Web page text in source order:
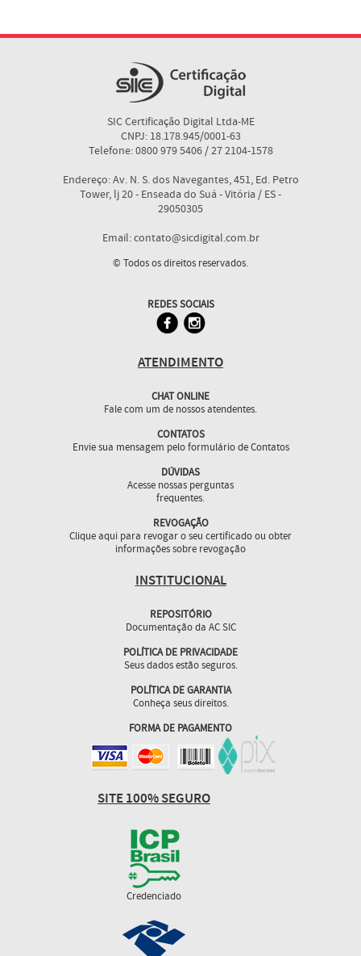
SIC Certificação Digital Ltda-ME
CNPJ: 18.178.945/0001-63
Telefone: 0800 979 5406 / 27 2104-1578
Endereço: Av. N. S. dos Navegantes, 451, Ed. Petro
Tower, lj 20 - Enseada do Suá - Vitória / ES -
29050305
Email: contato@sicdigital.com.br
© Todos os direitos reservados.
REDES SOCIAIS
ATENDIMENTO
CHAT ONLINE
Fale com um de nossos atendentes.
CONTATOS
Envie sua mensagem pelo formulário de Contatos
DÚVIDAS
Acesse nossas perguntas
frequentes.
REVOGAÇÃO
Clique aqui para revogar o seu certificado ou obter
informações sobre revogação
INSTITUCIONAL
REPOSITÓRIO
Documentação da AC SIC
POLÍTICA DE PRIVACIDADE
Seus dados estão seguros.
POLÍTICA DE GARANTIA
Conheça seus direitos.
FORMA DE PAGAMENTO
SITE 100% SEGURO
Credenciado